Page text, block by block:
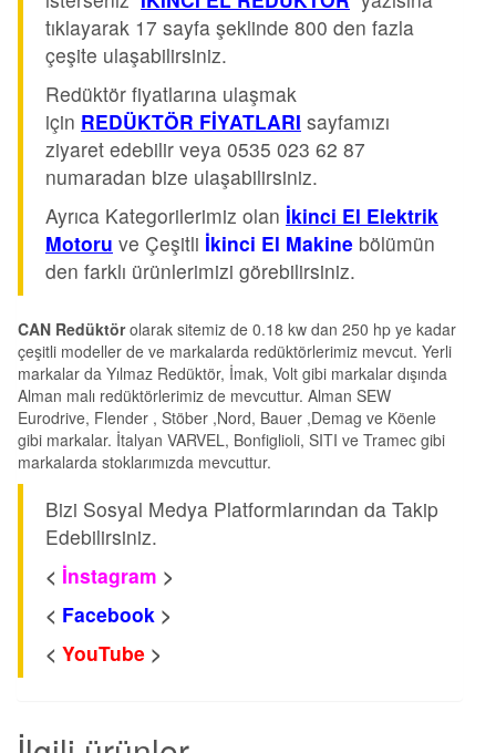
tıklayarak 17 sayfa şeklinde 800 den fazla
çeşite ulaşabilirsiniz.
Redüktör fiyatlarına ulaşmak
için REDÜKTÖR FİYATLARI sayfamızı
ziyaret edebilir veya 0535 023 62 87
numaradan bize ulaşabilirsiniz.
Ayrıca Kategorilerimiz olan İkinci El Elektrik
Motoru ve Çeşitli İkinci El Makine bölümün
den farklı ürünlerimizi görebilirsiniz.
CAN Redüktörolarak sitemiz de 0.18 kw dan 250 hp ye kadar
çeşitli modeller de ve markalarda redüktörlerimiz mevcut. Yerli
markalar da Yılmaz Redüktör, İmak, Volt gibi markalar dışında
Alman malı redüktörlerimiz de mevcuttur. Alman SEW
Eurodrive, Flender , Stöber ,Nord, Bauer ,Demag ve Köenle
gibi markalar. İtalyan VARVEL, Bonfiglioli, SITI ve Tramec gibi
markalarda stoklarımızda mevcuttur.
Bizi Sosyal Medya Platformlarından da Takip
Edebilirsiniz.
< İnstagram >
< Facebook >
< YouTube >